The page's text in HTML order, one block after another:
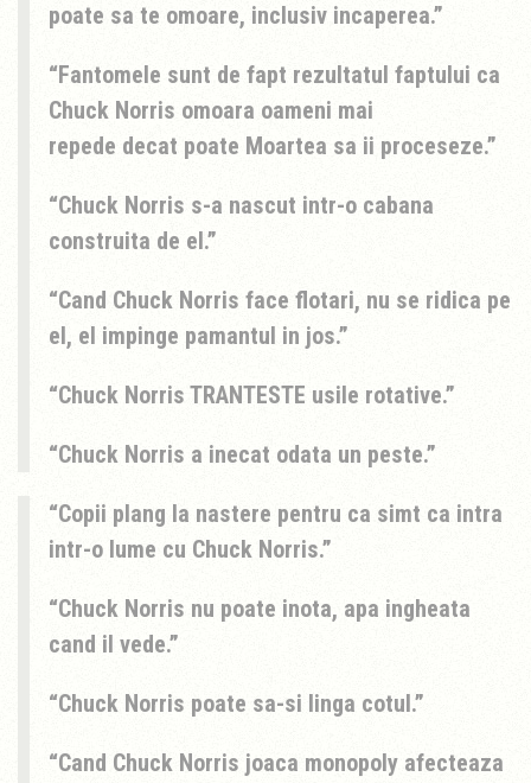
poate sa te omoare, inclusiv incaperea.
Fantomele sunt de fapt rezultatul faptului ca
Chuck Norris omoara oameni mai
repede decat poate Moartea sa ii proceseze.
Chuck Norris s-a nascut intr-o cabana
construita de el.
Cand Chuck Norris face flotari, nu se ridica pe
el, el impinge pamantul in jos.
Chuck Norris TRANTESTE usile rotative.
Chuck Norris a inecat odata un peste.
Copii plang la nastere pentru ca simt ca intra
intr-o lume cu Chuck Norris.
Chuck Norris nu poate inota, apa ingheata
cand il vede.
Chuck Norris poate sa-si linga cotul.
Cand Chuck Norris joaca monopoly afecteaza